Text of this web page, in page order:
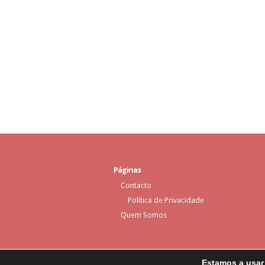
Páginas
Contacto
Política de Privacidade
Quem Somos
Estamos a